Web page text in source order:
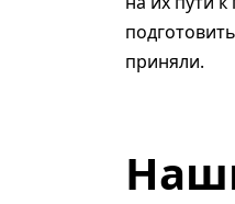
приняли.